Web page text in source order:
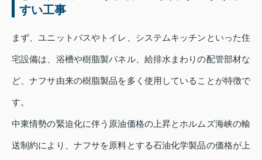
すい工事
まず、ユニットバスやトイレ、システムキッチンといった住
宅設備は、浴槽や樹脂製パネル、給排水まわりの配管部材な
ど、ナフサ由来の樹脂製品を多く使用していることが特徴で
す。
中東情勢の緊迫化に伴う原油価格の上昇とホルムズ海峡の輸
送制約により、ナフサを原料とする石油化学製品の価格が上